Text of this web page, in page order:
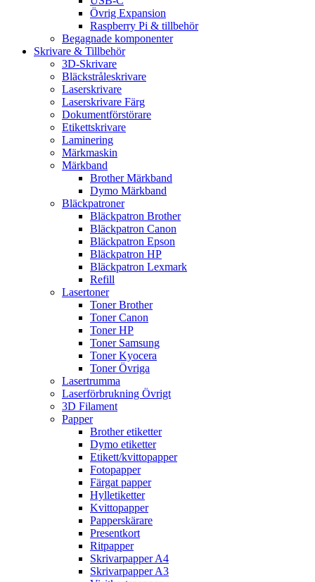
Övrig Expansion
Raspberry Pi & tillbehör
Begagnade komponenter
Skrivare & Tillbehör
3D-Skrivare
Bläckstråleskrivare
Laserskrivare
Laserskrivare Färg
Dokumentförstörare
Etikettskrivare
Laminering
Märkmaskin
Märkband
Brother Märkband
Dymo Märkband
Bläckpatroner
Bläckpatron Brother
Bläckpatron Canon
Bläckpatron Epson
Bläckpatron HP
Bläckpatron Lexmark
Refill
Lasertoner
Toner Brother
Toner Canon
Toner HP
Toner Samsung
Toner Kyocera
Toner Övriga
Lasertrumma
Laserförbrukning Övrigt
3D Filament
Papper
Brother etiketter
Dymo etiketter
Etikett/kvittopapper
Fotopapper
Färgat papper
Hylletiketter
Kvittopapper
Papperskärare
Presentkort
Ritpapper
Skrivarpapper A4
Skrivarpapper A3